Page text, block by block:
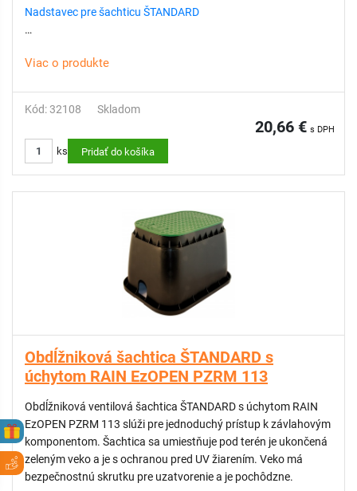
Nadstavec pre šachticu ŠTANDARD
Chráni kľúčové komponenty závlahy
Nízka hmotnosť a jednoduchá manipulácia
Viac o produkte
Kód: 32108 Skladom
20,66 € s DPH
ks Pridať do košíka
Obdĺžniková šachtica ŠTANDARD s
úchytom RAIN EzOPEN PZRM 113
Obdĺžniková ventilová šachtica ŠTANDARD s úchytom RAIN
EzOPEN PZRM 113 slúži pre jednoduchý prístup k závlahovým
komponentom. Šachtica sa umiestňuje pod terén je ukončená
zeleným veko a je s ochranou pred UV žiarením. Veko má
bezpečnostnú skrutku pre uzatvorenie a je pochôdzne.